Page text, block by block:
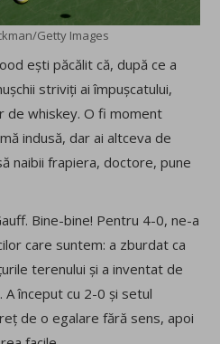
Getty Images
ești păcălit că, după ce a
striviți ai împușcatului,
de whiskey. O fi moment
indusă, dar ai altceva de
naibii frapiera, doctore, pune
Bine-bine! Pentru 4-0, ne-a
care suntem: a zburdat ca
terenului și a inventat de
început cu 2-0 și setul
de o egalare fără sens, apoi